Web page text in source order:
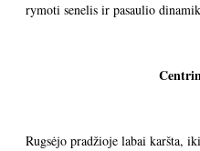
rymoti senelis ir pasaulio
Rugsėjo pradžioje labai karšta,